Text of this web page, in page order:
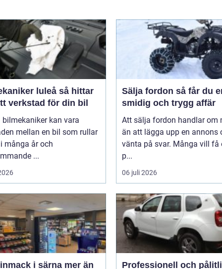
luleå så hittar
verkstad för din bil
bilmekaniker kan vara
mellan en bil som rullar
många år och
...
Sälja fordon så får du en
smidig och trygg affär
Att sälja fordon handlar om
än att lägga upp en annons
vänta på svar. Många vill få
p...
06 juli 2026
i särna mer än
Professionell och